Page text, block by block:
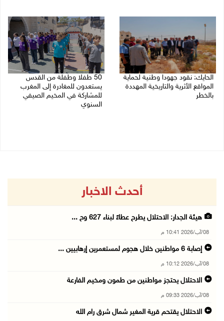
الحايك: نقود جهودا وطنية لحماية
المواقع الأثرية والتاريخية المهددة
بالخطر
50 طفلا وطفلة من القدس
يستعدون للمغادرة إلى المغرب
للمشاركة في المخيم الصيفي
السنوي
أحدث الاخبار
هيئة الجدار: الاحتلال يطرح عطاءً لبناء 627 وح ...
08/آب/2026 10:41 م
إصابة 6 مواطنين خلال هجوم لمستعمرين إرهابيين ...
08/آب/2026 10:12 م
الاحتلال يحتجز مواطنين من طمون ومخيم الفارعة
08/آب/2026 09:33 م
الاحتلال يقتحم قرية المغير شمال شرق رام الله